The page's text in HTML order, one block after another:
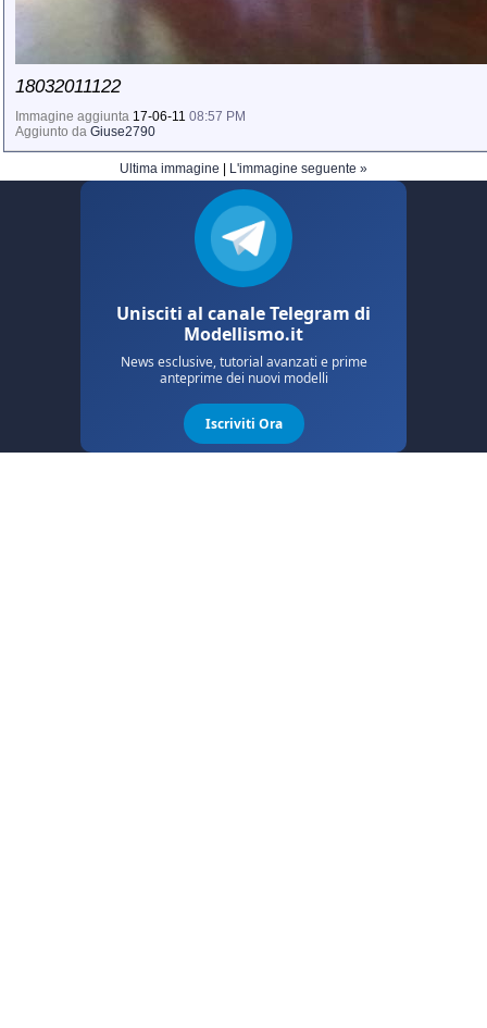
18032011122
Immagine aggiunta 17-06-11 08:57 PM
Aggiunto da Giuse2790
Ultima immagine L'immagine seguente »